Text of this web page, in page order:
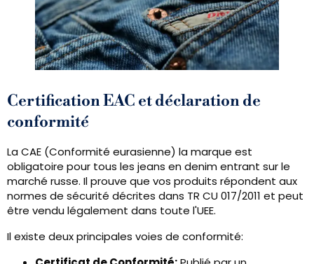
Certification EAC et déclaration de
conformité
La CAE (Conformité eurasienne) la marque est
obligatoire pour tous les jeans en denim entrant sur le
marché russe. Il prouve que vos produits répondent aux
normes de sécurité décrites dans TR CU 017/2011 et peut
être vendu légalement dans toute l'UEE.
Il existe deux principales voies de conformité: